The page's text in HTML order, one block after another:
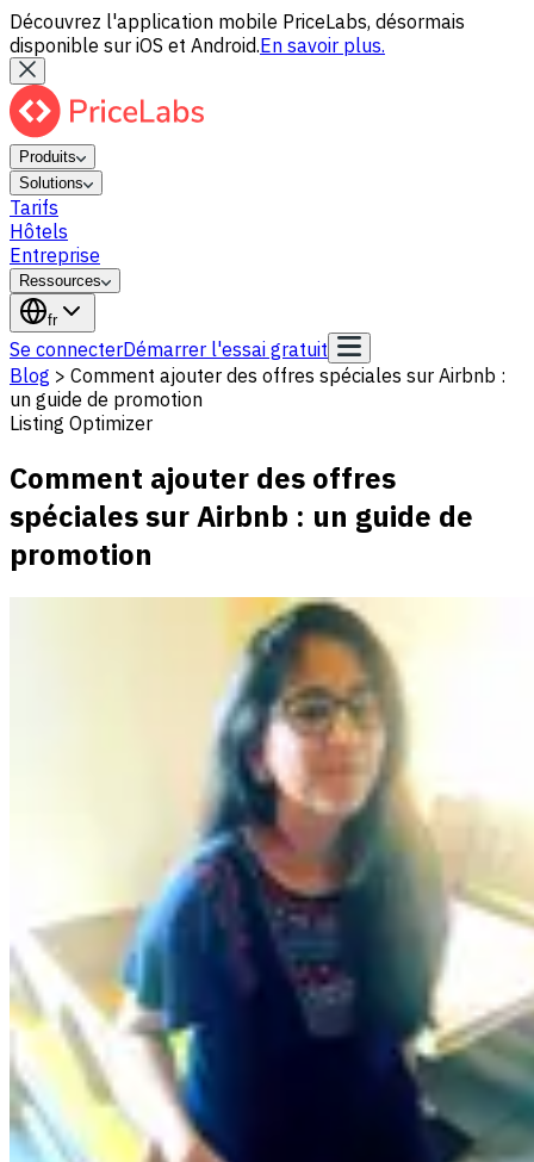
Découvrez l'application mobile PriceLabs, désormais
disponible sur iOS et Android.En savoir plus.
Produits
Solutions
Tarifs
Hôtels
Entreprise
Ressources
fr
Se connecterDémarrer l'essai gratuit
Blog > Comment ajouter des offres spéciales sur Airbnb :
un guide de promotion
Listing Optimizer
Comment ajouter des offres
spéciales sur Airbnb : un guide de
promotion